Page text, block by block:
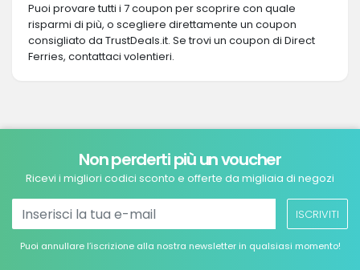
Puoi provare tutti i 7 coupon per scoprire con quale
risparmi di più, o scegliere direttamente un coupon
consigliato da TrustDeals.it. Se trovi un coupon di Direct
Ferries, contattaci volentieri.
Non perderti più un voucher
Ricevi i migliori codici sconto e offerte da migliaia di negozi
ISCRIVITI
Puoi annullare l’iscrizione alla nostra newsletter in qualsiasi momento!